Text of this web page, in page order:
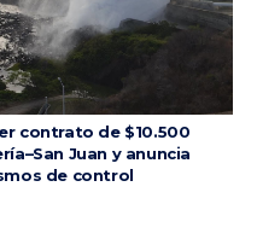
contrato de $10.500
Juan y anuncia
de control